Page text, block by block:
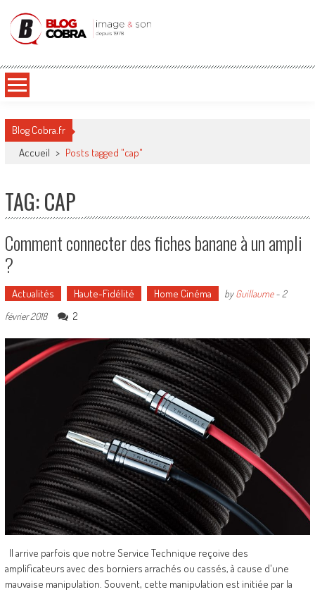
Blog Cobra
Blog Cobra.fr
Accueil > Posts tagged "cap"
TAG: CAP
Comment connecter des fiches banane à un ampli
?
Actualités Haute-Fidélité Home Cinéma byGuillaume- 2
février 2018
2
Il arrive parfois que notre Service Technique reçoive des
amplificateurs avec des borniers arrachés ou cassés, à cause d'une
mauvaise manipulation. Souvent, cette manipulation est initiée par la